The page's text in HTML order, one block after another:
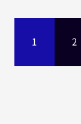
1 2